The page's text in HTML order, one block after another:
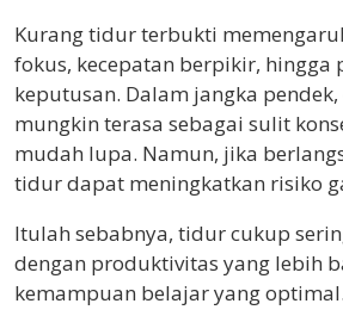
Kurang tidur terbukti
fokus, kecepatan berpikir, hingga
keputusan. Dalam jangka
mungkin terasa sebagai sulit
mudah lupa. Namun, jika
tidur dapat meningkatkan risiko
Itulah sebabnya, tidur cukup
dengan produktivitas yang lebih
kemampuan belajar yang optimal.